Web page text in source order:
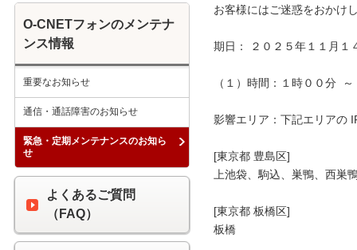
お客様にはご迷惑をおかけ
期日： ２０２５年１１月１
（１）時間：１時００分
影響エリア：下記エリアの
[東京都 豊島区]
上池袋、駒込、巣鴨、西巣
[東京都 板橋区]
板橋
O-CNETフォンのメンテナ
ンス情報
重要なお知らせ
通信・通話障害のお知らせ
緊急・定期メンテナンスのお知ら
せ
よくあるご質問
（FAQ）